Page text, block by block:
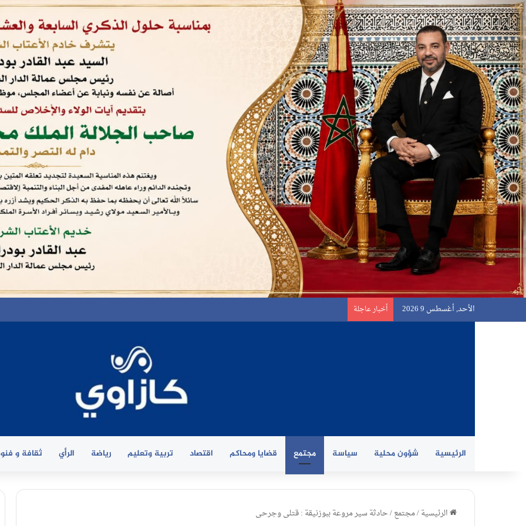
الأحد, أغسطس 9 2026 أخبار عاجلة
الرئيسية شؤون محلية سياسة مجتمع قضايا ومحاكم اقتصاد تربية وتعليم رياضة الرأي ثقافة و
الرئيسية/مجتمع/حادثة سير مروعة ببوزنيقة : قتلى وجرحى